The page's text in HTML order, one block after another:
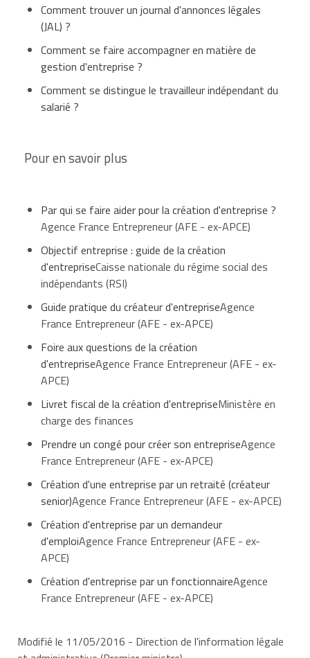
Comment trouver un journal d'annonces légales
(JAL) ?
Comment se faire accompagner en matière de
gestion d'entreprise ?
Comment se distingue le travailleur indépendant du
salarié ?
Pour en savoir plus
Par qui se faire aider pour la création d'entreprise ?
Agence France Entrepreneur (AFE - ex-APCE)
Objectif entreprise : guide de la création
d'entrepriseCaisse nationale du régime social des
indépendants (RSI)
Guide pratique du créateur d'entrepriseAgence
France Entrepreneur (AFE - ex-APCE)
Foire aux questions de la création
d'entrepriseAgence France Entrepreneur (AFE - ex-
APCE)
Livret fiscal de la création d'entrepriseMinistère en
charge des finances
Prendre un congé pour créer son entrepriseAgence
France Entrepreneur (AFE - ex-APCE)
Création d'une entreprise par un retraité (créateur
senior)Agence France Entrepreneur (AFE - ex-APCE)
Création d'entreprise par un demandeur
d'emploiAgence France Entrepreneur (AFE - ex-
APCE)
Création d'entreprise par un fonctionnaireAgence
France Entrepreneur (AFE - ex-APCE)
Modifié le 11/05/2016 - Direction de l'information légale